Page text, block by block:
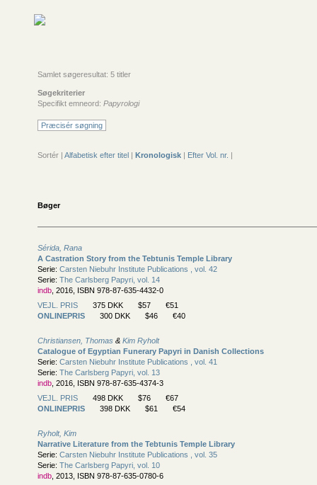
Samlet søgeresultat: 5 titler
Søgekriterier
Specifikt emneord: Papyrologi
Præcisér søgning
Sortér | Alfabetisk efter titel | Kronologisk | Efter Vol. nr. |
Bøger
Sérida, Rana
A Castration Story from the Tebtunis Temple Library
Serie: Carsten Niebuhr Institute Publications , vol. 42
Serie: The Carlsberg Papyri, vol. 14
indb , 2016, ISBN 978-87-635-4432-0
VEJL. PRIS
375 DKK $57
€51
ONLINEPRIS
300 DKK $46 €40
Christiansen, Thomas & Kim Ryholt
Catalogue of Egyptian Funerary Papyri in Danish Collections
Serie: Carsten Niebuhr Institute Publications , vol. 41
Serie: The Carlsberg Papyri, vol. 13
indb , 2016, ISBN 978-87-635-4374-3
VEJL. PRIS
498 DKK $76
€67
ONLINEPRIS
398 DKK $61 €54
Ryholt, Kim
Narrative Literature from the Tebtunis Temple Library
Serie: Carsten Niebuhr Institute Publications , vol. 35
Serie: The Carlsberg Papyri, vol. 10
indb , 2013, ISBN 978-87-635-0780-6